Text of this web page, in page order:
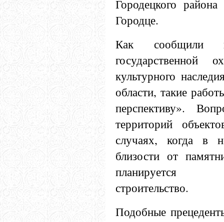
Городецкого
Городце.
Как сообщили
государственной
культурного
области, такие
перспективу».
территорий
случаях, когда в
близости от
планируется
строительство.
Подобные